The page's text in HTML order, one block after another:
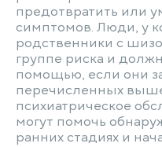
предотвратить или
симптомов. Люди, у
родственники с
группе риска и
помощью, если они
перечисленных
психиатрическое
могут помочь
ранних стадиях и